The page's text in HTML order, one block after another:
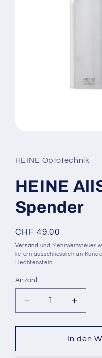
Modal
öffnen
HEINE Optotechnik
HEINE
Spender
Normaler
Preis
CHF 49.00
Versand und Mehrwertsteuer
liefern ausschliesslich an
Liechtenstein.
Anzahl
Anzahl
Verringere
die
Menge
HEINE
Erhöhe
die
für
In den